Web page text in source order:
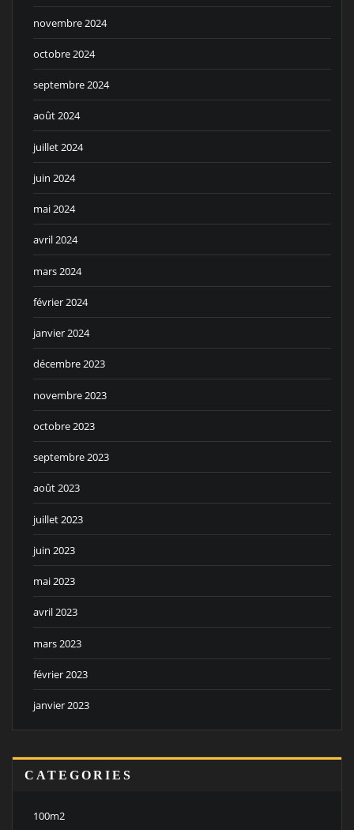
novembre 2024
octobre 2024
septembre 2024
août 2024
juillet 2024
juin 2024
mai 2024
avril 2024
mars 2024
février 2024
janvier 2024
décembre 2023
novembre 2023
octobre 2023
septembre 2023
août 2023
juillet 2023
juin 2023
mai 2023
avril 2023
mars 2023
février 2023
janvier 2023
CATEGORIES
100m2